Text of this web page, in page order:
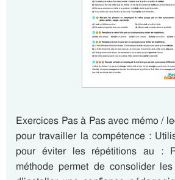
Exercices Pas à Pas avec mémo /
pour travailler la compétence :
pour éviter les répétitions au :
méthode permet de consolider